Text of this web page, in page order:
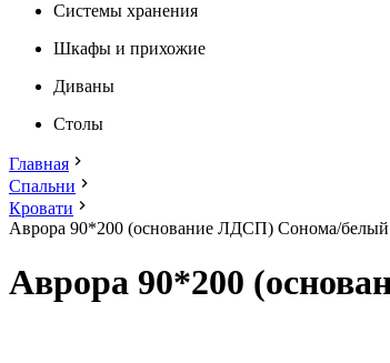
Системы хранения
Шкафы и прихожие
Диваны
Столы
Главная
Спальни
Кровати
Аврора 90*200 (основание ЛДСП) Сонома/белый
Аврора 90*200